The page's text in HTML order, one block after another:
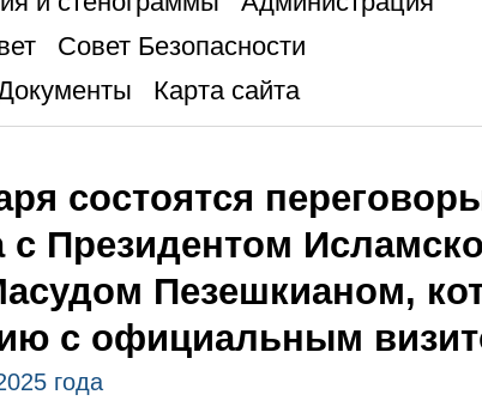
Совет Безопасности
Карта сайта
состоятся
с Президентом
Пезешкианом,
с официальным
года